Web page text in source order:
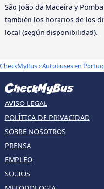
São João da Madeira y
también los horarios de los
local (según disponibilidad).
CheckMyBus›Autobuses en
AVISO LEGAL
POLÍTICA DE PRIVACIDAD
SOBRE NOSOTROS
PRENSA
EMPLEO
SOCIOS